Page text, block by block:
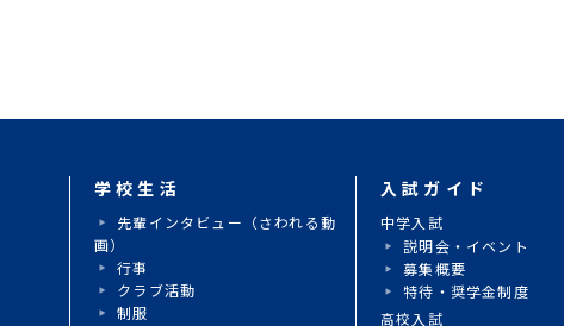
学校生活
先輩インタビュー（さわれる動
画）
行事
クラブ活動
制服
入試ガイド
中学入試
説明会・イベント
募集概要
特待・奨学金制度
高校入試